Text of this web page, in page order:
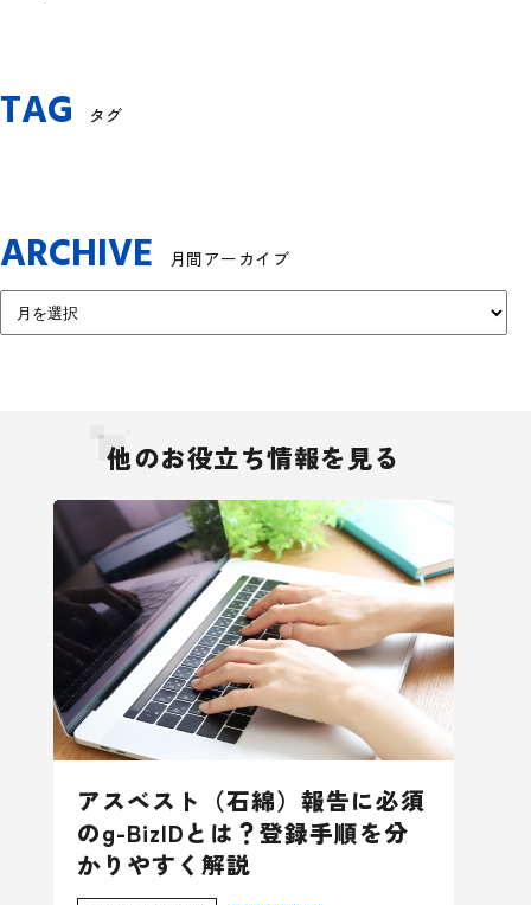
TAG タグ
ARCHIVE 月間アーカイブ
他のお役立ち情報を見る
アスベスト（石綿）報告に必須
のg-BizIDとは？登録手順を分
かりやすく解説